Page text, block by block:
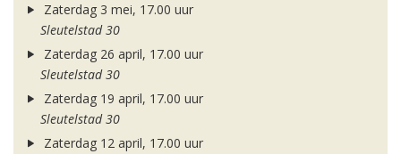
Zaterdag 3 mei, 17.00 uur
Sleutelstad 30
Zaterdag 26 april, 17.00 uur
Sleutelstad 30
Zaterdag 19 april, 17.00 uur
Sleutelstad 30
Zaterdag 12 april, 17.00 uur